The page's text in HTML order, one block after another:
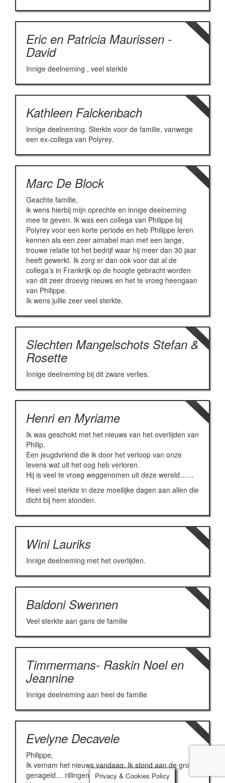
Eric en Patricia Maurissen -
David
Innige deelneming , veel sterkte
Kathleen Falckenbach
Innige deelneming. Sterkte voor de familie, vanwege
een ex-collega van Polyrey.
Marc De Block
Geachte familie,
ik wens hierbij mijn oprechte en innige deelneming
mee te geven. Ik was een collega van Philippe bij
Polyrey voor een korte periode en heb Philippe leren
kennen als een zeer aimabel man met een lange,
trouwe relatie tot het bedrijf waar hij meer dan 30 jaar
heeft gewerkt. Ik zorg er dan ook voor dat al de
collega’s in Frankrijk op de hoogte gebracht worden
van dit zeer droevig nieuws en het te vroeg heengaan
van Philippe.
Ik wens jullie zeer veel sterkte.
Slechten Mangelschots Stefan &
Rosette
Innige deelneming bij dit zware verlies.
Henri en Myriame
Ik was geschokt met het nieuws van het overlijden van
Philip.
Een jeugdvriend die ik door het verloop van onze
levens wat uit het oog heb verloren.
Hij is veel te vroeg weggenomen uit deze wereld……
Heel veel sterkte in deze moeilijke dagen aan allen die
dicht bij hem stonden.
Wini Lauriks
Innige deelneming met het overlijden.
Baldoni Swennen
Veel sterkte aan gans de familie
Timmermans- Raskin Noel en
Jeannine
Innige deelneming aan heel de familie
Evelyne Decavele
Philippe,
Ik vernam het nieuws vandaag. Ik stond aan de grond
genageld… rillingen tot in mijn tenen…
Privacy & Cookies Policy